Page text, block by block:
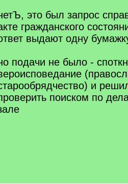
это был запрос
гражданского
выдают одну
подачи не было -
и
поиском по